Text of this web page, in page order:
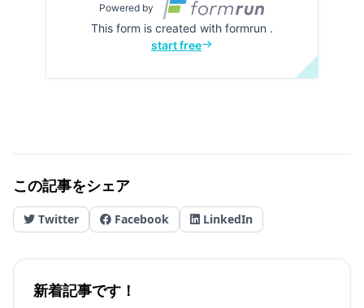
この記事をシェア
Twitter Facebook LinkedIn
新着記事です！